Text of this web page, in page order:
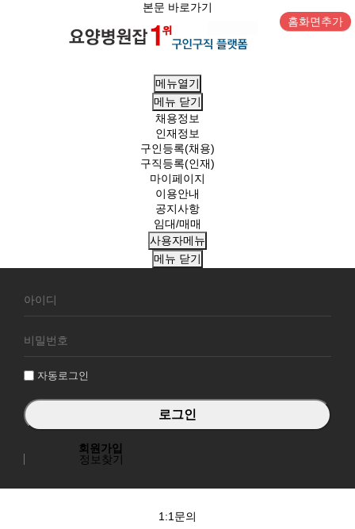
본문 바로가기
홈화면추가
메뉴열기
메뉴 닫기
채용정보
인재정보
구인등록(채용)
구직등록(인재)
마이페이지
이용안내
공지사항
임대/매매
사용자메뉴
메뉴 닫기
원
그
자동로그인
회원가입
정보찾기
1:1문의